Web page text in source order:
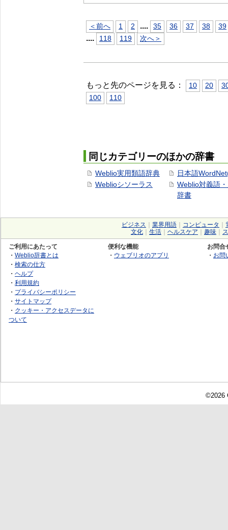
＜前へ 1 2 .... 35 36 37 38 39
.... 118 119 次へ＞
もっと先のページを見る： 10 20
100
110
同じカテゴリーのほかの辞書
Weblio実用類語辞典
Weblioシソーラス
日本語
Weblio対義語
辞書
ビジネス 業界用語 コンピュータ
文化
生活 ヘルスケア 趣味
ご利用にあたって
・ Weblio辞書とは
・ 検索の仕方
・ ヘルプ
・ 利用規約
・ プライバシーポリシー
・ サイトマップ
・ クッキー・アクセスデータに
ついて
便利な機能
・ ウェブリオのアプリ
お問合
・ お問
©2026